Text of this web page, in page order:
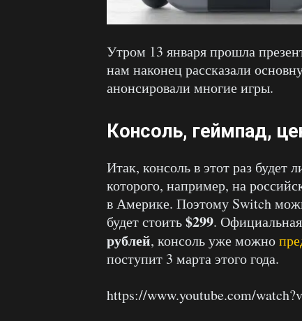
Утром 13 января прошла
нам наконец рассказали
анонсировали многие игры.
Консоль, геймпад,
Итак, консоль в этот раз будет
которого, например, на
в Америке. Поэтому Switch
будет стоить$299.
рублей, консоль уже можно
поступит 3 марта этого года.
https://www.youtube.com/